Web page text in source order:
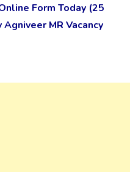
Form Today (25
MR Vacancy